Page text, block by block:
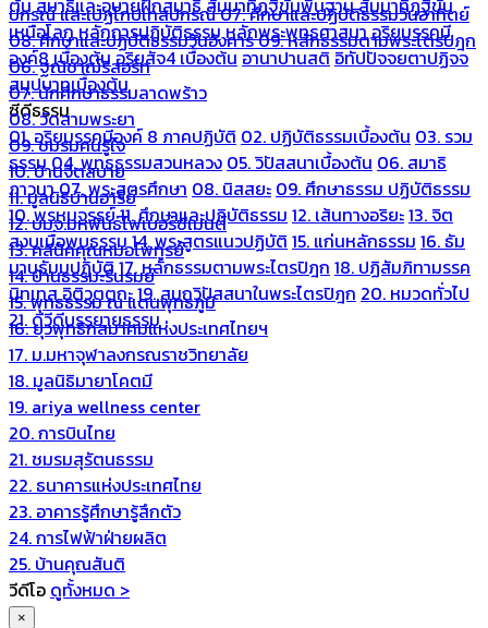
ต้นสมาธิและอุบายฝึกสมาธิสัมมาทิฏฐิขั้นพื้นฐานสัมมาทิฏฐิขั้น
เหนือโลกหลักการปฏิบัติธรรมหลักพระพุทธศาสนาอริยมรรคมี
องค์8 เบื้องต้นอริยสัจ4 เบื้องต้นอานาปานสติอิทัปปัจจยตาปฏิจจ
สมุปบาทเบื้องต้น
ซีดีธรรม
01. อริยมรรคมีองค์ 8 ภาคปฏิบัติ 02. ปฏิบัติธรรมเบื้องต้น 03. รวม
ธรรม04. พุทธธรรมสวนหลวง 05. วิปัสสนาเบื้องต้น 06. สมาธิ
ภาวนา07. พระสูตรศึกษา 08. นิสสยะ 09. ศึกษาธรรม ปฏิบัติธรรม
10. พรหมจรรย์11. ศึกษาและปฏิบัติธรรม 12. เส้นทางอริยะ13. จิต
สงบเมื่อพบธรรม14. พระสูตรแนวปฏิบัติ 15. แก่นหลักธรรม 16. ธัม
มานุธัมมปฏิบัติ17. หลักธรรมตามพระไตรปิฎก 18. ปฏิสัมภิทามรรค
นิทเทส อิติวุตตกะ19. สมถวิปัสสนาในพระไตรปิฎก 20. หมวดทั่วไป
21. ดีวีดีบรรยายธรรม
ปกรณ์ และเปฏโกปเทสปกรณ์07. ศึกษาและปฏิบัติธรรมวันอาทิตย์
08. ศึกษาและปฏิบัติธรรมวันอังคาร09. หลักธรรมตามพระไตรปิฎก
06. ฐณิชาฌ์รีสอร์ท
07. นักศึกษาธรรมลาดพร้าว
08. วัดสามพระยา
09. ชมรมคนรู้ใจ
10. บ้านจิตสบาย
11. มูลนิธิบ้านอารีย์
12. บมจ.มหพันธ์ไฟเบอร์ซีเมนต์
13. คลีนิคคุณหมอไพทูรย์
14. บ้านธรรมะรื่นรมย์
15. พุทธธรรม ณ แดนพุทธภูมิ
16. ยุวพุทธิกสมาคมแห่งประเทศไทยฯ
17. ม.มหาจุฬาลงกรณราชวิทยาลัย
18. มูลนิธิมายาโคตมี
19. ariya wellness center
20. การบินไทย
21. ชมรมสุรัตนธรรม
22. ธนาคารแห่งประเทศไทย
23. อาคารรู้ศึกษารู้สึกตัว
24. การไฟฟ้าฝ่ายผลิต
25. บ้านคุณสันติ
วีดีโอ ดูทั้งหมด >
×